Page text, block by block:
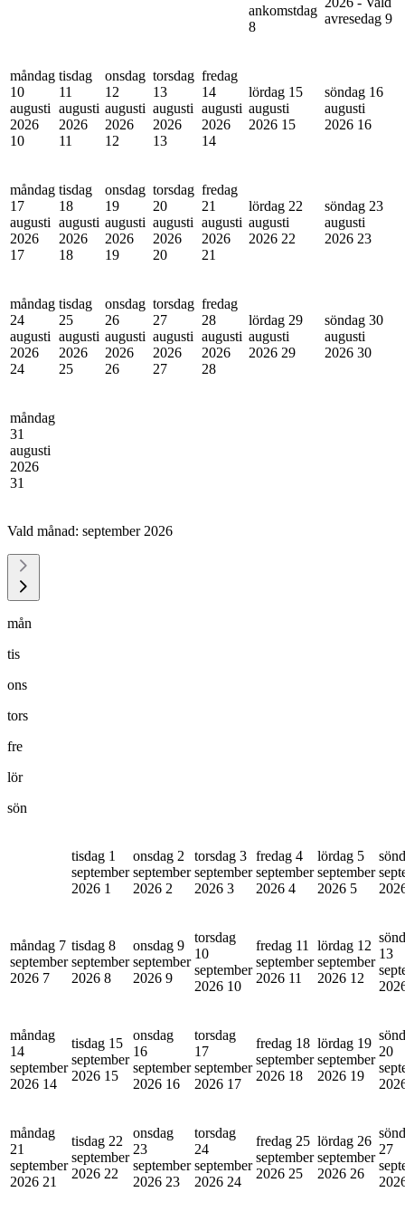
ankomstdag
8
avresedag 9
måndag
10
augusti
2026
10
tisdag
11
augusti
2026
11
onsdag
12
augusti
2026
12
torsdag
13
augusti
2026
13
fredag
14
augusti
2026
14
lördag 15
augusti
2026 15
söndag 16
augusti
2026 16
måndag
17
augusti
2026
17
tisdag
18
augusti
2026
18
onsdag
19
augusti
2026
19
torsdag
20
augusti
2026
20
fredag
21
augusti
2026
21
lördag 22
augusti
2026 22
söndag 23
augusti
2026 23
måndag
24
augusti
2026
24
tisdag
25
augusti
2026
25
onsdag
26
augusti
2026
26
torsdag
27
augusti
2026
27
fredag
28
augusti
2026
28
lördag 29
augusti
2026 29
söndag 30
augusti
2026 30
måndag
31
augusti
2026
31
Vald månad: september 2026
mån
tis
ons
tors
fre
lör
sön
tisdag 1
september
2026 1
onsdag 2
september
2026 2
torsdag 3
september
2026 3
fredag 4
september
2026 4
lördag 5
september
2026 5
måndag 7
september
2026 7
tisdag 8
september
2026 8
onsdag 9
september
2026 9
torsdag
10
september
2026 10
fredag 11
september
2026 11
lördag 12
september
2026 12
13
måndag
14
september
2026 14
tisdag 15
september
2026 15
onsdag
16
september
2026 16
torsdag
17
september
2026 17
fredag 18
september
2026 18
lördag 19
september
2026 19
20
måndag
21
september
2026 21
tisdag 22
september
2026 22
onsdag
23
september
2026 23
torsdag
24
september
2026 24
fredag 25
september
2026 25
lördag 26
september
2026 26
27